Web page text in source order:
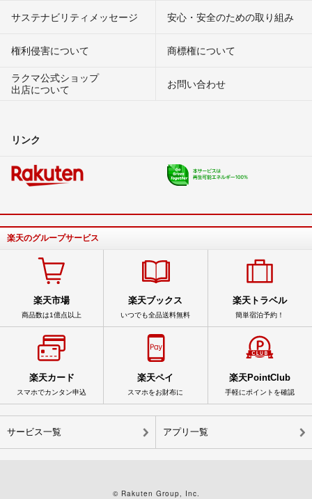
サステナビリティメッセージ 安心・安全のための取り組み
権利侵害について
商標権について
ラクマ公式ショップ
出店について
お問い合わせ
リンク
楽天のグループサービス
楽天市場
商品数は1億点以上
楽天ブックス
いつでも全品送料無料
楽天トラベル
簡単宿泊予約！
楽天カード
スマホでカンタン申込
楽天ペイ
スマホをお財布に
楽天PointClub
手軽にポイントを確認
サービス一覧 アプリ一覧
© Rakuten Group, Inc.